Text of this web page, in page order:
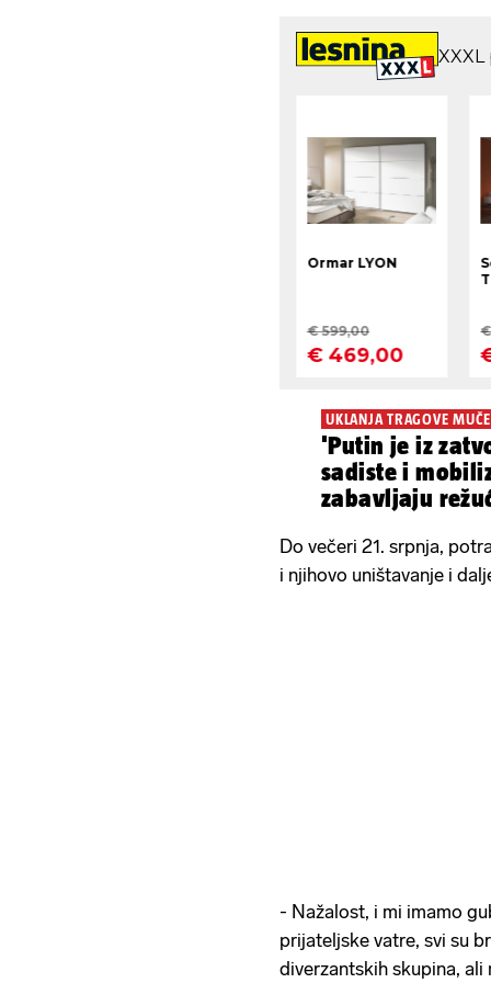
UKLANJA TRAGOVE
'Putin je iz
sadiste i
zabavljaju
Do večeri 21. srpnja,
i njihovo uništavanje i
- Nažalost, i mi imamo
prijateljske vatre, svi su
diverzantskih skupina,